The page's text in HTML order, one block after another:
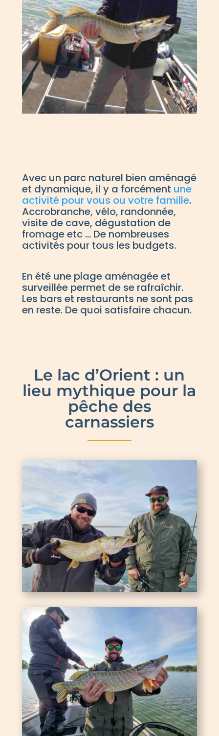
Avec un parc naturel bien aménagé
et dynamique, il y a forcément une
activité pour vous ou votre famille.
Accrobranche, vélo, randonnée,
visite de cave, dégustation de
fromage etc … De nombreuses
activités pour tous les budgets.
En été une plage aménagée et
surveillée permet de se rafraîchir.
Les bars et restaurants ne sont pas
en reste. De quoi satisfaire chacun.
Le lac d’Orient : un
lieu mythique pour la
pêche des
carnassiers